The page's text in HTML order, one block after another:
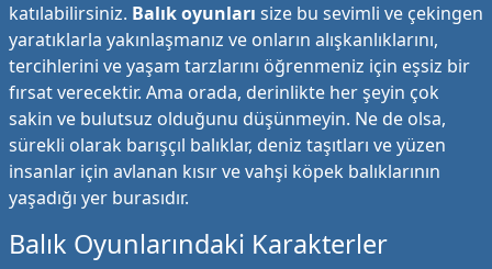
katılabilirsiniz. Balık oyunları size bu sevimli ve çekingen
yaratıklarla yakınlaşmanız ve onların alışkanlıklarını,
tercihlerini ve yaşam tarzlarını öğrenmeniz için eşsiz bir
fırsat verecektir. Ama orada, derinlikte her şeyin çok
sakin ve bulutsuz olduğunu düşünmeyin. Ne de olsa,
sürekli olarak barışçıl balıklar, deniz taşıtları ve yüzen
insanlar için avlanan kısır ve vahşi köpek balıklarının
yaşadığı yer burasıdır.
Balık Oyunlarındaki Karakterler